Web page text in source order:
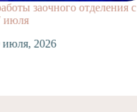
заочного отделения с
июля
июля, 2026